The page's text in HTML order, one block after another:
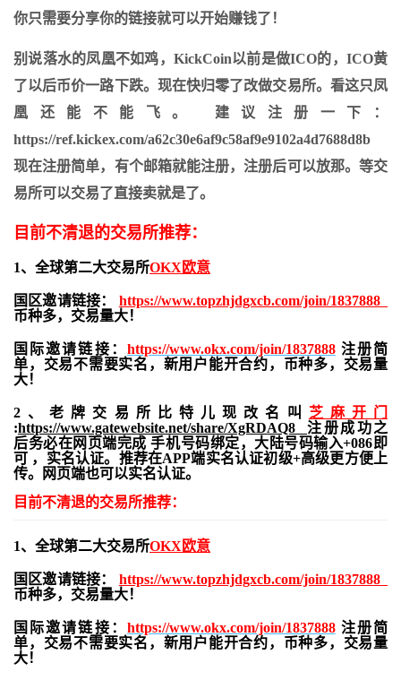
你只需要分享你的链接就可以开始赚钱了！
别说落水的凤凰不如鸡，KickCoin以前是做ICO的，ICO黄
了以后币价一路下跌。现在快归零了改做交易所。看这只凤
凰还能不能飞。 建议注册一下：
https://ref.kickex.com/a62c30e6af9c58af9e9102a4d7688d8b
现在注册简单，有个邮箱就能注册，注册后可以放那。等交
易所可以交易了直接卖就是了。
目前不清退的交易所推荐：
1、全球第二大交易所OKX欧意
国区邀请链接： https://www.topzhjdgxcb.com/join/1837888
币种多，交易量大！
国际邀请链接： https://www.okx.com/join/1837888注册简
单，交易不需要实名，新用户能开合约， 币种多，交易量
大！
2、老牌交易所比特儿现改名叫 芝麻开门
:https://www.gatewebsite.net/share/XgRDAQ8 注册成功之
后务必在网页端完成 手机号码绑定，大陆号码输入+086即
可 ，实名认证。推荐在APP端实名认证初级+高级更方便上
传。网页端也可以实名认证。
目前不清退的交易所推荐：
1、全球第二大交易所OKX欧意
国区邀请链接： https://www.topzhjdgxcb.com/join/1837888
币种多，交易量大！
国际邀请链接： https://www.okx.com/join/1837888注册简
单，交易不需要实名，新用户能开合约， 币种多，交易量
大！